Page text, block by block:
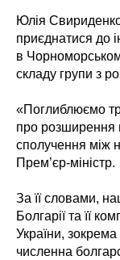
Юлія
приєднатися до
в
складу групи з
«Поглиблюємо
про розширення
сполучення між
Прем’єр-міністр.
За її словами,
Болгарії та її
України,
численна